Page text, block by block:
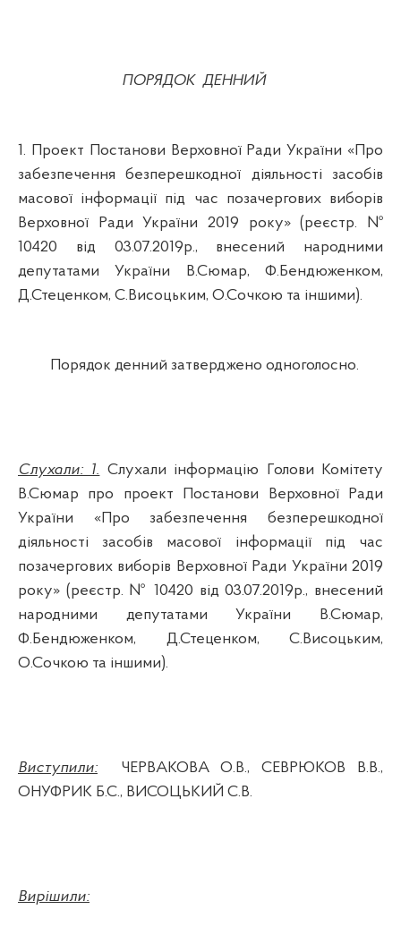
ПОРЯДОК ДЕННИЙ
1. Проект Постанови Верховної Ради України «Про
забезпечення безперешкодної діяльності засобів
масової інформації під час позачергових виборів
Верховної Ради України 2019 року» (реєстр. №
10420 від 03.07.2019р., внесений народними
депутатами України В.Сюмар, Ф.Бендюженком,
Д.Стеценком, С.Висоцьким, О.Сочкою та іншими).
Порядок денний затверджено одноголосно.
Слухали: 1. Слухали інформацію Голови Комітету
В.Сюмар про проект Постанови Верховної Ради
України «Про забезпечення безперешкодної
діяльності засобів масової інформації під час
позачергових виборів Верховної Ради України 2019
року» (реєстр. № 10420 від 03.07.2019р., внесений
народними депутатами України В.Сюмар,
Ф.Бендюженком, Д.Стеценком, С.Висоцьким,
О.Сочкою та іншими).
Виступили:
ЧЕРВАКОВА О.В., СЕВРЮКОВ В.В.,
ОНУФРИК Б.С., ВИСОЦЬКИЙ С.В.
Вирішили: